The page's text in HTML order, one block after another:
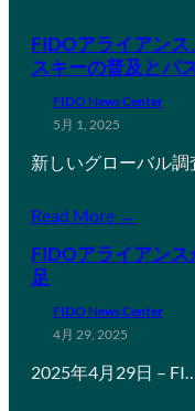
FIDOアライアン
スキーの普及とパ
FIDO News Center
5月 1, 2025
新しいグローバル調
Read More →
FIDOアライアン
足
FIDO News Center
4月 29, 2025
2025年4月29日 – FI…